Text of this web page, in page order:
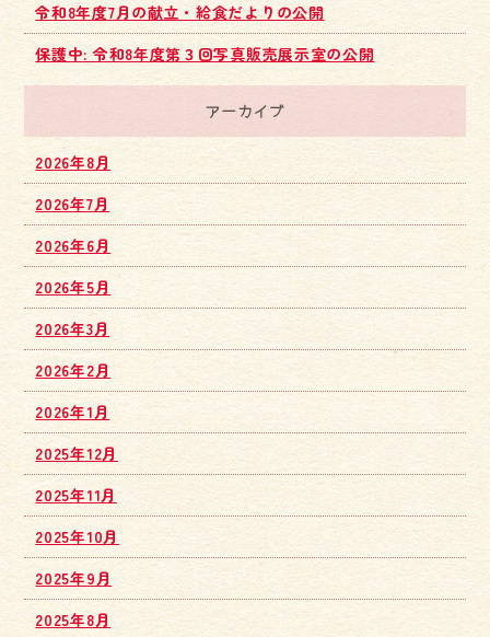
令和8年度7月の献立・給食だよりの公開
保護中: 令和8年度第３回写真販売展示室の公開
アーカイブ
2026年8月
2026年7月
2026年6月
2026年5月
2026年3月
2026年2月
2026年1月
2025年12月
2025年11月
2025年10月
2025年9月
2025年8月